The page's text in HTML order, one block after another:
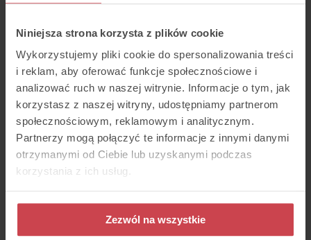
Niniejsza strona korzysta z plików cookie
Wykorzystujemy pliki cookie do spersonalizowania treści
i reklam, aby oferować funkcje społecznościowe i
analizować ruch w naszej witrynie. Informacje o tym, jak
korzystasz z naszej witryny, udostępniamy partnerom
społecznościowym, reklamowym i analitycznym.
Partnerzy mogą połączyć te informacje z innymi danymi
otrzymanymi od Ciebie lub uzyskanymi podczas
korzystania z ich usług.
Zezwól na wszystkie
Czołowy system contact center i obsługi
Skontaktuj się
Tel:455 455 455